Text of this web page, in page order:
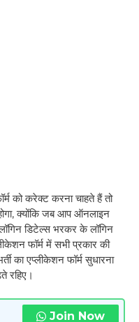
को करेक्ट करना चाहते हैं तो
क्योंकि जब आप ऑनलाइन
डिटेल्स भरकर के लॉगिन
फॉर्म में सभी प्रकार की
का एप्लीकेशन फॉर्म सुधारना
रहिए।
Join Now